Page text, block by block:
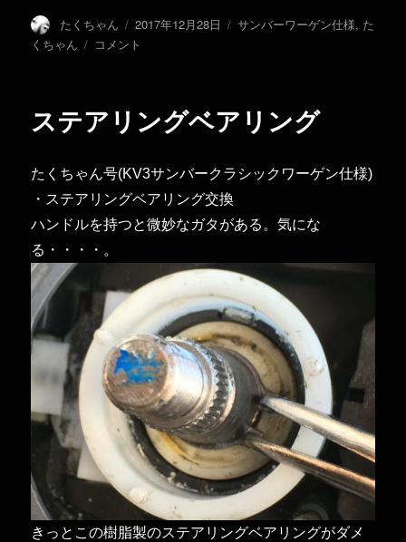
投
稿
たくちゃん
投
稿
2017年12月28日
カ
サンバーワーゲン仕様, た
くちゃん
ワ
サ
ー
の
の
後
コメント
ステアリングベアリング
たくちゃん号(KV3サンバークラシックワーゲン仕様)
・ステアリングベアリング交換
ハンドルを持つと微妙なガタがある。気にな
る・・・・。
きっとこの樹脂製のステアリングベアリングがダメ